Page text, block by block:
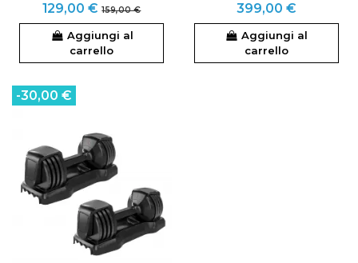
129,00 € 159,00 €
Aggiungi al
carrello
399,00 €
Aggiungi al
carrello
-30,00 €